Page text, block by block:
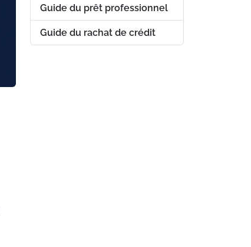
Guide du prêt professionnel
Guide du rachat de crédit